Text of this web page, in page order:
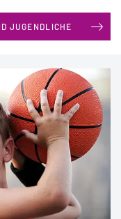
JUGENDLICHE